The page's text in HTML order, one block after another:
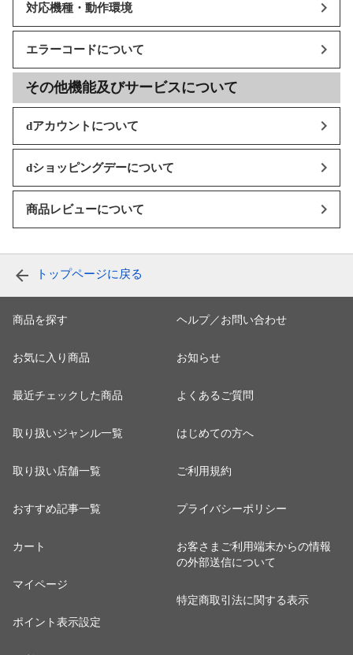
対応機種・動作環境
エラーコードについて
その他機能及びサービスについて
dアカウントについて
dショッピングデーについて
商品レビューについて
トップページに戻る
商品を探す
お気に入り商品
最近チェックした商品
取り扱いジャンル一覧
取り扱い店舗一覧
おすすめ記事一覧
カート
マイページ
ポイント表示設定
ヘルプ／お問い合わせ
お知らせ
よくあるご質問
はじめての方へ
ご利用規約
プライバシーポリシー
お客さまご利用端末からの情報
の外部送信について
特定商取引法に関する表示